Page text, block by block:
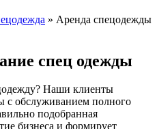
» Аренда спецодежды
спец одежды
Наши клиенты
с обслуживанием полного
подобранная
бизнеса и формирует